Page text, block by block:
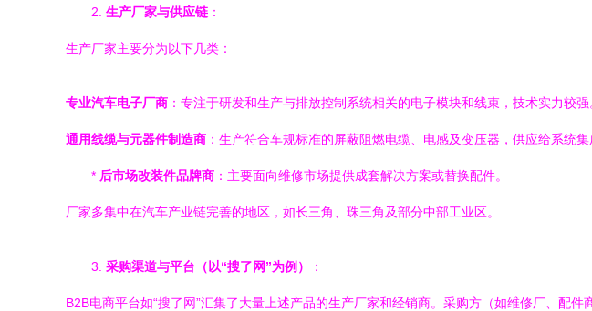
2. 生产厂家与供应链 ：
生产厂家主要分为以下几类：
专业汽车电子厂商 ：专注于研发和生产与排放控制系统相关的电子模块和线束，技术实力较强
通用线缆与元器件制造商 ：生产符合车规标准的屏蔽阻燃电缆、电感及变压器，供应给系统集
* 后市场改装件品牌商 ：主要面向维修市场提供成套解决方案或替换配件。
厂家多集中在汽车产业链完善的地区，如长三角、珠三角及部分中部工业区。
3. 采购渠道与平台（以“搜了网”为例） ：
B2B电商平台如“搜了网”汇集了大量上述产品的生产厂家和经销商。采购方（如维修厂、配件